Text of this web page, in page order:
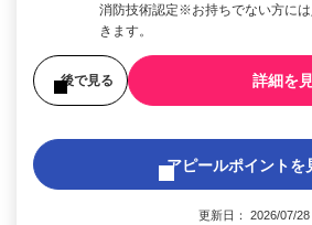
消防技術認定※お持ちでない方に
きます。
後で見る 詳細を
アピールポイントを
更新日： 2026/07/